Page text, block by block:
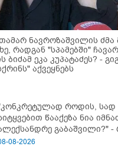
ნავროზაშვილის ძმა
რადგან "სპამებში"
ბიძამ ეკა კუპატაძეს? -
აქვეყნებს
როდის, სად
წააქეზა ნია
გაბაშვილი?" -
ავრცელებს ნია
08-2026